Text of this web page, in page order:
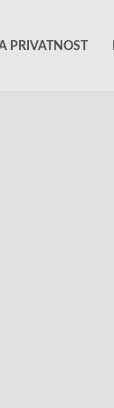
PRIVATNOST